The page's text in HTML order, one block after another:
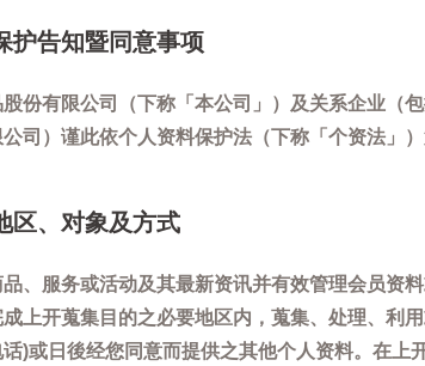
护告知暨同意事项
份有限公司（下称「本公司」）及关系企业（
司）谨此依个人资料保护法（下称「个资法」
区、对象及方式
、服务或活动及其最新资讯并有效管理会员资
上开蒐集目的之必要地区内，蒐集、处理、利
)或日後经您同意而提供之其他个人资料。在